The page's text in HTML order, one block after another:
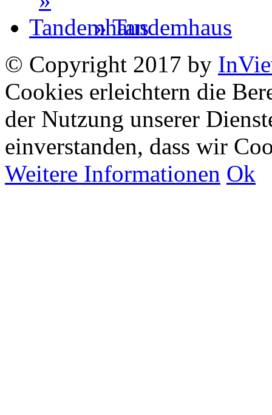
» Tandemhaus
© Copyright 2017 by
Cookies erleichtern die
der Nutzung unserer
einverstanden, dass wir
Weitere Informationen Ok